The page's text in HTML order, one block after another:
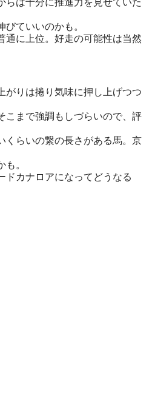
らは十分に推進力を見せていた
ていいのかも。
通に上位。好走の可能性は当然
がりは捲り気味に押し上げつつ
こまで強調もしづらいので、評
くらいの繋の長さがある馬。京
。
ドカナロアになってどうなる